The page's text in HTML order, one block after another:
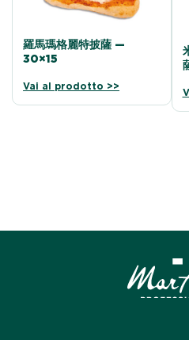
羅馬瑪格麗特披薩 —
30×15
Vai al prodotto >>